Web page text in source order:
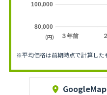
３年前
80,000
100,000
(円)
※平均価格は前期時点で計算した